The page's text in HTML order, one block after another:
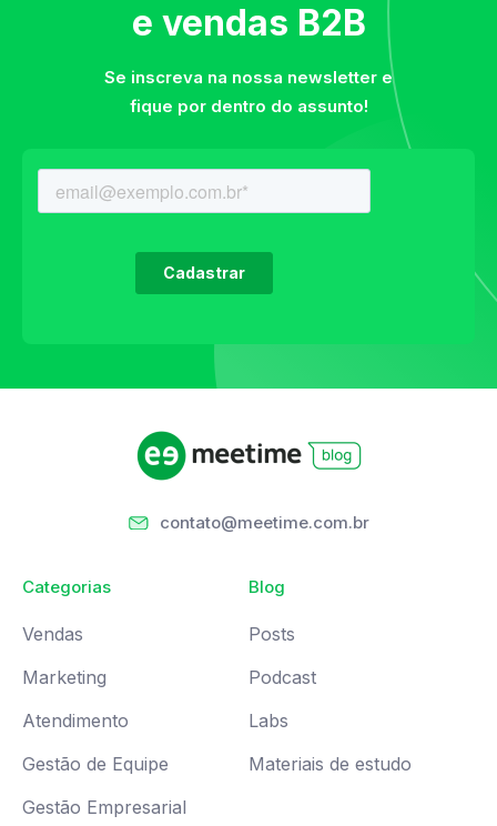
e vendas B2B
Se inscreva na nossa newsletter e
fique por dentro do assunto!
contato@meetime.com.br
Categorias
Vendas
Marketing
Atendimento
Gestão de Equipe
Gestão Empresarial
Blog
Posts
Podcast
Labs
Materiais de estudo